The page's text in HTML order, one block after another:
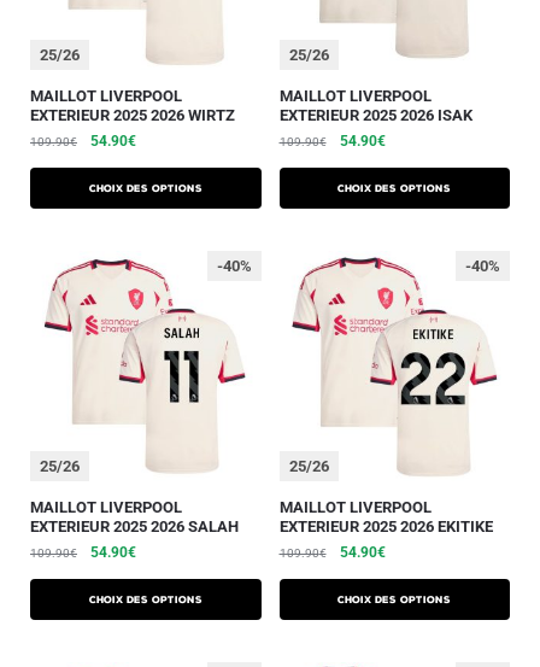
25/26
MAILLOT LIVERPOOL
EXTERIEUR 2025 2026 WIRTZ
109.90€ 54.90€
Choix des options
25/26
MAILLOT LIVERPOOL
EXTERIEUR 2025 2026 ISAK
109.90€ 54.90€
Choix des options
25/26
-40%
MAILLOT LIVERPOOL
EXTERIEUR 2025 2026 SALAH
109.90€ 54.90€
Choix des options
25/26
-40%
MAILLOT LIVERPOOL
EXTERIEUR 2025 2026 EKITIKE
109.90€ 54.90€
Choix des options